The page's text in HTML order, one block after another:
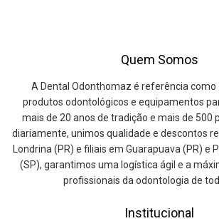
Quem Somos
A Dental Odonthomaz é referência como
produtos odontológicos e equipamentos
mais de 20 anos de tradição e mais de 500
diariamente, unimos qualidade e descontos
Londrina (PR) e filiais em Guarapuava (PR) e
(SP), garantimos uma logística ágil e a
profissionais da odontologia de
Institucional